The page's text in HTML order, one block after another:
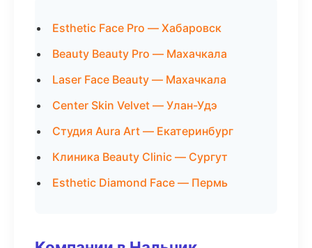
Esthetic Face Pro — Хабаровск
Beauty Beauty Pro — Махачкала
Laser Face Beauty — Махачкала
Center Skin Velvet — Улан-Удэ
Студия Aura Art — Екатеринбург
Клиника Beauty Clinic — Сургут
Esthetic Diamond Face — Пермь